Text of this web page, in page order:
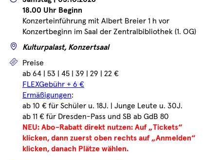
18.00 Uhr Beginn
Konzerteinführung mit Albert Breier 1 h vor
Konzertbeginn im Saal der Zentralbibliothek (1. OG)
WoKulturpalast, Konzertsaal
Preise
Preise
ab 64 | 53 | 45 | 39 | 29 | 22 €
FLEXGebühr + 6 €
Ermäßigungen:
ab 10 € für Schüler u. 18J. | Junge Leute u. 30J.
ab 11 € für Dresden-Pass und SB ab GdB 80
NEU: Abo-Rabatt direkt nutzen: Auf „Tickets“
klicken, dann zuerst oben rechts auf „Anmelden“
klicken, danach Plätze wählen.